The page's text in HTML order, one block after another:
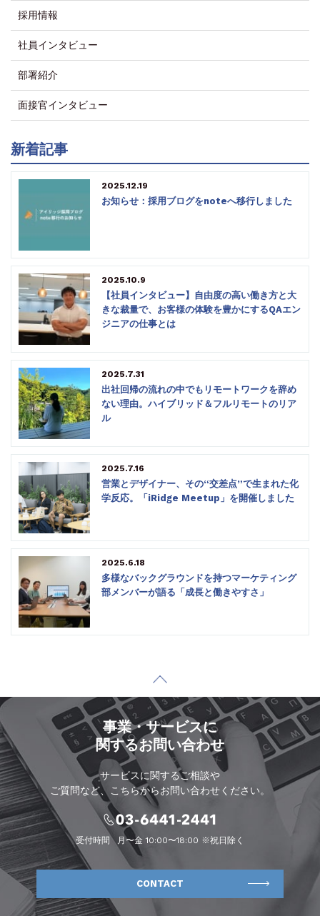
採用情報
社員インタビュー
部署紹介
面接官インタビュー
新着記事
2025.12.19
お知らせ：採用ブログをnoteへ移行しました
2025.10.9
【社員インタビュー】自由度の高い働き方と大
きな裁量で、お客様の体験を豊かにするQAエン
ジニアの仕事とは
2025.7.31
出社回帰の流れの中でもリモートワークを辞め
ない理由。ハイブリッド＆フルリモートのリア
ル
2025.7.16
営業とデザイナー、その“交差点”で生まれた化
学反応。「iRidge Meetup」を開催しました
2025.6.18
多様なバックグラウンドを持つマーケティング
部メンバーが語る「成長と働きやすさ」
事業・サービスに
関するお問い合わせ
サービスに関するご相談や
ご質問など、こちらからお問い合わせください。
受付時間 月〜金 10:00〜18:00 ※祝日除く
CONTACT